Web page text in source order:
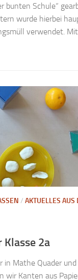
bunten Schule“
wurde hierbei
verwendet.
/ AKTUELLES AUS
Klasse 2a
in Mathe Quader
wir Kanten aus